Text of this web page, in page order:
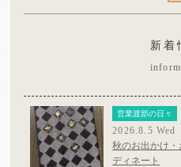
新着
営業渡部の日々
2026.8.5 Wed
秋のお出かけ
ディネート